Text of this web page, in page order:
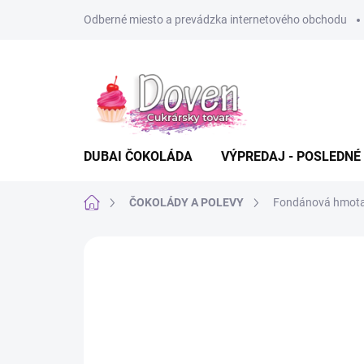
Odberné miesto a prevádzka internetového obchodu
DUBAI ČOKOLÁDA VÝPREDAJ -
DomovČOKOLÁDY A POLEVY Fondánová